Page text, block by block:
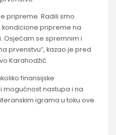
pripreme. Radili smo
kondicione pripreme na
Osjećam se spremnim i
prvenstvu“, kazao je pred
Karahodžić.
finansijske
mogućnost nastupa i na
igrama u toku ove